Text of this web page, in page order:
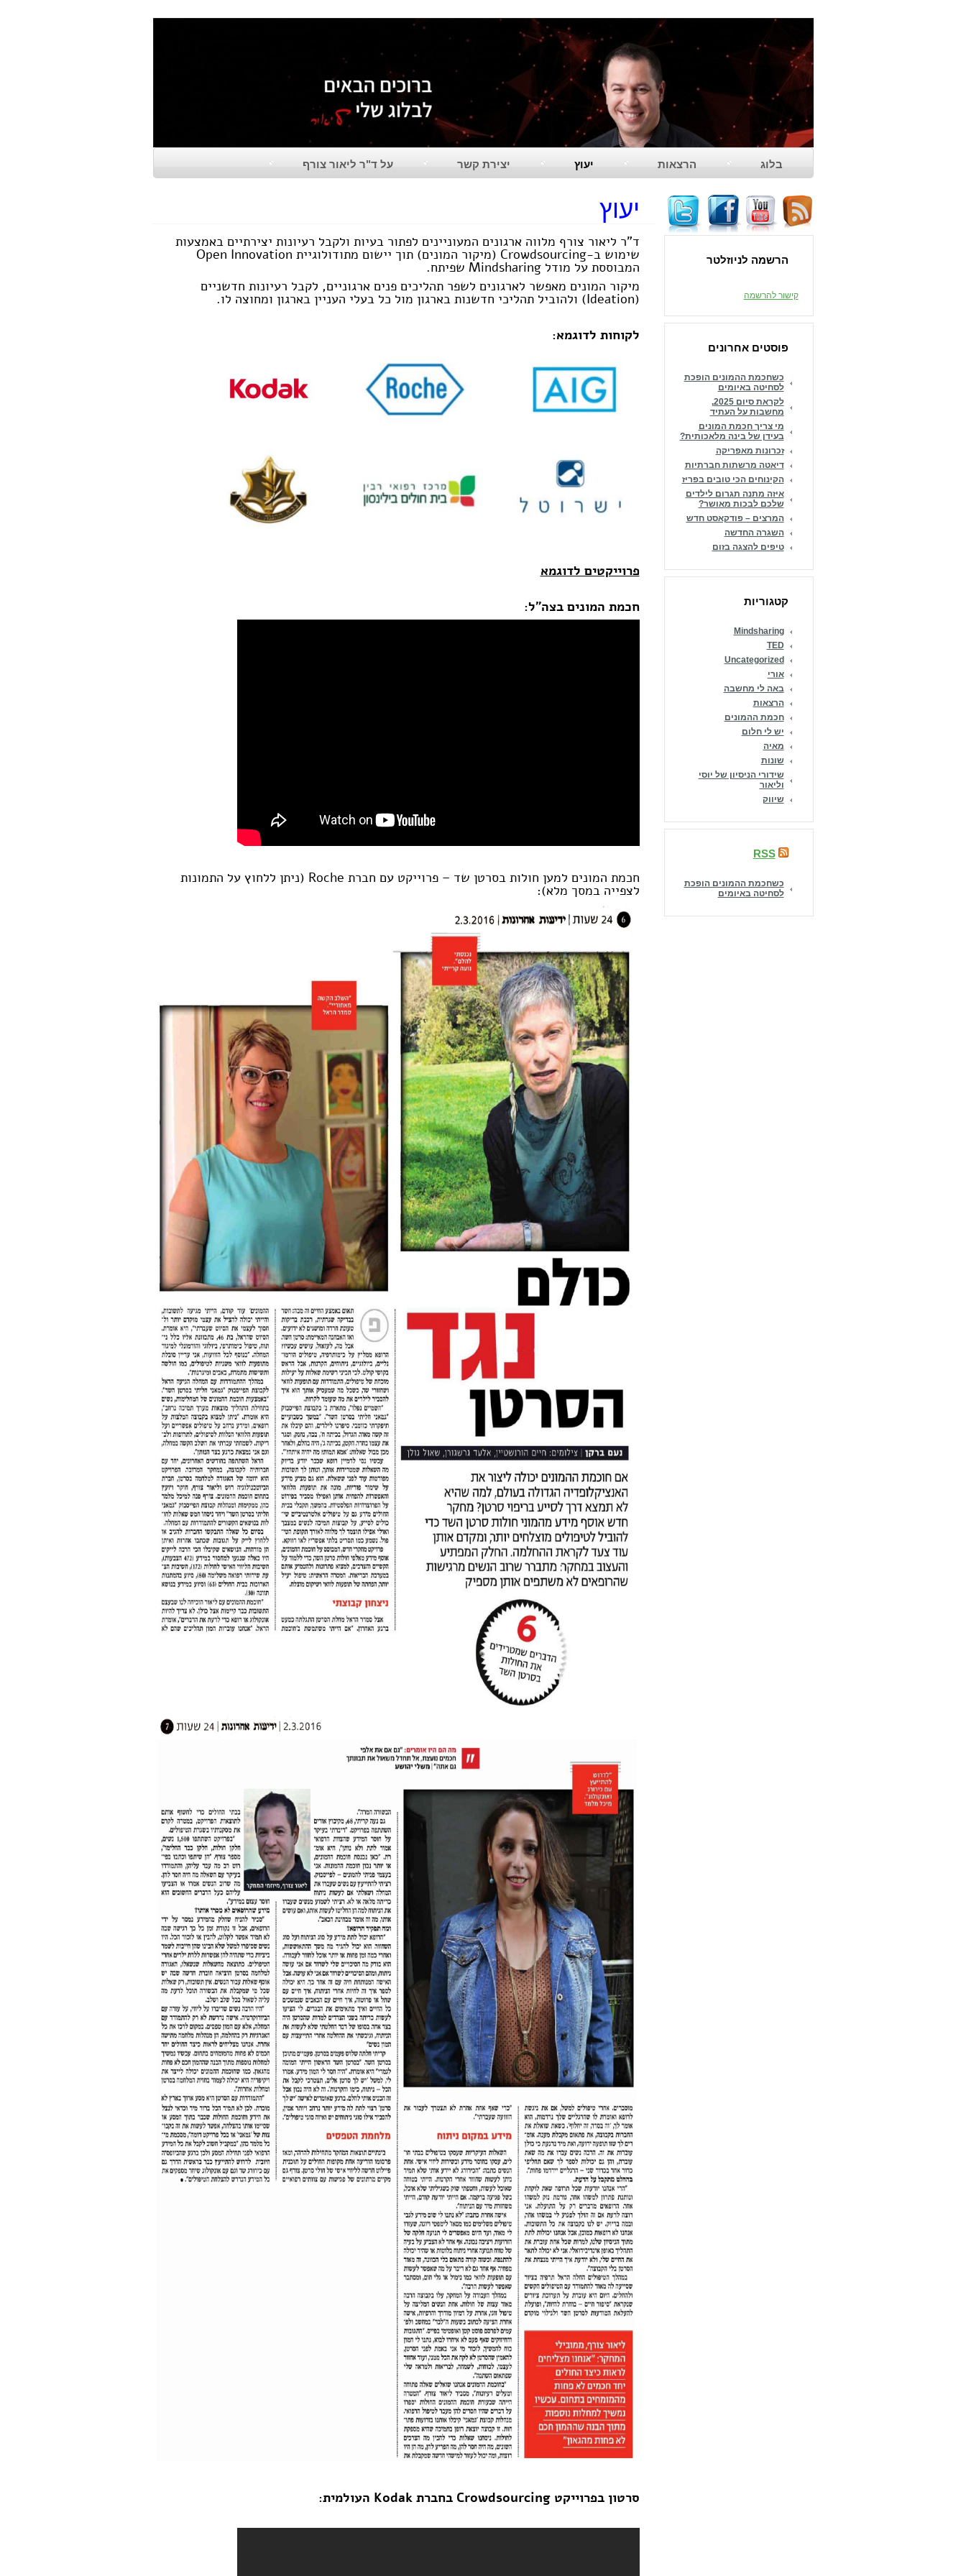
בלוג הרצאות יעוץ יצירת קשר על ד"ר ליאור צורף
משוב להרצאה
הרשמה לניוזלטר
קישור להרשמה
פוסטים אחרונים
כשחכמת ההמונים הופכת
לסחיטה באיומים
לקראת סיום 2025,
מחשבות על העתיד
מי צריך חכמת המונים
בעידן של בינה מלאכותית?
זכרונות מאפריקה
דיאטה מרשתות חברתיות
הקינוחים הכי טובים בפריז
איזה מתנה תגרום לילדים
שלכם לבכות מאושר?
המרצים – פודקאסט חדש
השגרה החדשה
טיפים להצגה בזום
קטגוריות
Mindsharing
TED
Uncategorized
אורי
באה לי מחשבה
הרצאות
חכמת ההמונים
יש לי חלום
מאיה
שונות
שידורי הניסיון של יוסי
וליאור
שיווק
RSS
כשחכמת ההמונים הופכת
לסחיטה באיומים
יעוץ
ד"ר ליאור צורף מלווה ארגונים המעוניינים לפתור בעיות ולקבל רעיונות יצירתיים באמצעות
שימוש ב-Crowdsourcing (מיקור המונים) תוך יישום מתודולוגיית Open Innovation
המבוססת על מודל Mindsharing שפיתח.
מיקור המונים מאפשר לארגונים לשפר תהליכים פנים ארגוניים, לקבל רעיונות חדשניים
(Ideation) ולהוביל תהליכי חדשנות בארגון מול כל בעלי העניין בארגון ומחוצה לו.
לקוחות לדוגמא:
פרוייקטים לדוגמא
חכמת המונים בצה"ל:
חכמת המונים למען חולות בסרטן שד – פרוייקט עם חברת Roche (ניתן ללחוץ על התמונות
לצפייה במסך מלא):
סרטון בפרוייקט Crowdsourcing בחברת Kodak העולמית: